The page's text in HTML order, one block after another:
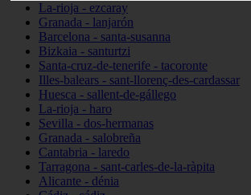
La-rioja - ezcaray
Granada - lanjarón
Barcelona - santa-susanna
Bizkaia - santurtzi
Santa-cruz-de-tenerife - tacoronte
Illes-balears - sant-llorenç-des-cardassar
Huesca - sallent-de-gállego
La-rioja - haro
Sevilla - dos-hermanas
Granada - salobreña
Cantabria - laredo
Tarragona - sant-carles-de-la-ràpita
Alicante - dénia